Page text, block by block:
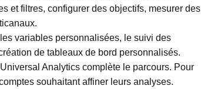
et filtres, configurer des objectifs, mesurer des
variables personnalisées, le suivi des
de tableaux de bord personnalisés.
Analytics complète le parcours. Pour
souhaitant affiner leurs analyses.